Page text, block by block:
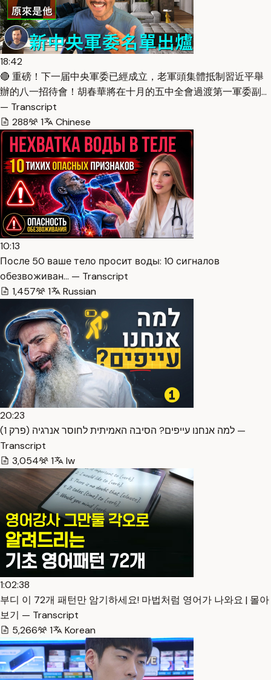
18:42
🔴 重磅！下一届中央軍委已經成立，老軍頭集體抵制習近平舉
辦的八一招待會！胡春華將在十月的五中全會過渡第一軍委副…
— Transcript
288
1 Chinese
10:13
После 50 ваше тело просит воды: 10 сигналов
обезвоживан… — Transcript
1,457
1 Russian
20:23
למה אנחנו עייפים? הסיבה האמיתית לחוסר אנרגיה (פרק 1) —
Transcript
3,054
1 Iw
1:02:38
부디 이 72개 패턴만 암기하세요! 마법처럼 영어가 나와요 | 몰아
보기 — Transcript
5,266
1 Korean